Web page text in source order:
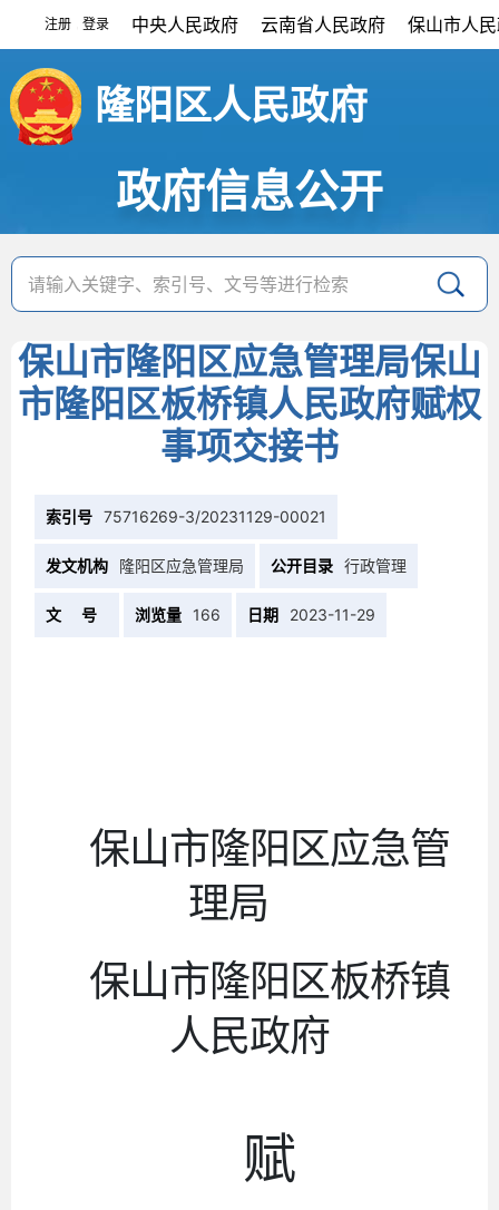
注册 登录 中央人民政府 云南省人民政府 保山市人
隆阳区人民政府
政府信息公开
保山市隆阳区应急管理局保山
市隆阳区板桥镇人民政府赋权
事项交接书
索引号 75716269-3/20231129-00021
发文机构 隆阳区应急管理局 公开目录 行政管理
文 号 浏览量 166 日期 2023-11-29
保山市隆阳区应急管
理局
保山市隆阳区板桥镇
人民政府
赋